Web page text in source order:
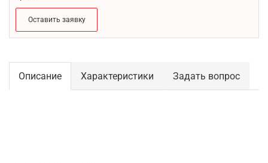
Оставить заявку
Описание Характеристики Задать вопрос